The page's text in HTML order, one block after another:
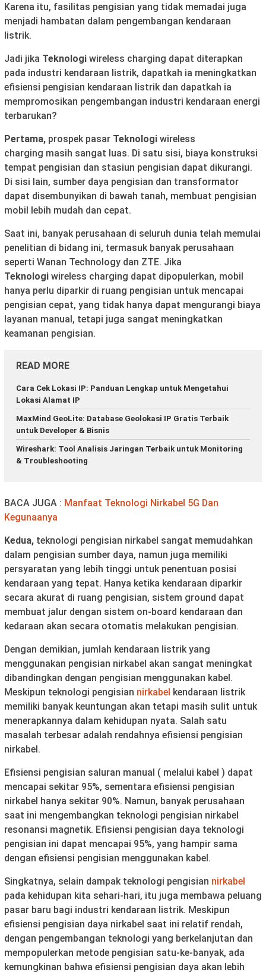
Karena itu, fasilitas pengisian yang tidak memadai juga
menjadi hambatan dalam pengembangan kendaraan
listrik.
Jadi jika Teknologi wireless charging dapat diterapkan
pada industri kendaraan listrik, dapatkah ia meningkatkan
efisiensi pengisian kendaraan listrik dan dapatkah ia
mempromosikan pengembangan industri kendaraan energi
terbarukan?
Pertama, prospek pasar Teknologi wireless
charging masih sangat luas. Di satu sisi, biaya konstruksi
tempat pengisian dan stasiun pengisian dapat dikurangi.
Di sisi lain, sumber daya pengisian dan transformator
dapat disembunyikan di bawah tanah, membuat pengisian
mobil lebih mudah dan cepat.
Saat ini, banyak perusahaan di seluruh dunia telah memulai
penelitian di bidang ini, termasuk banyak perusahaan
seperti Wanan Technology dan ZTE. Jika
Teknologi wireless charging dapat dipopulerkan, mobil
hanya perlu diparkir di ruang pengisian untuk mencapai
pengisian cepat, yang tidak hanya dapat mengurangi biaya
layanan manual, tetapi juga sangat meningkatkan
keamanan pengisian.
READ MORE
Cara Cek Lokasi IP: Panduan Lengkap untuk Mengetahui
Lokasi Alamat IP
MaxMind GeoLite: Database Geolokasi IP Gratis Terbaik
untuk Developer & Bisnis
Wireshark: Tool Analisis Jaringan Terbaik untuk Monitoring
& Troubleshooting
BACA JUGA : Manfaat Teknologi Nirkabel 5G Dan
Kegunaanya
Kedua, teknologi pengisian nirkabel sangat memudahkan
dalam pengisian sumber daya, namun juga memiliki
persyaratan yang lebih tinggi untuk penentuan posisi
kendaraan yang tepat. Hanya ketika kendaraan diparkir
secara akurat di ruang pengisian, sistem ground dapat
membuat jalur dengan sistem on-board kendaraan dan
kedaraan akan secara otomatis melakukan pengisian.
Dengan demikian, jumlah kendaraan listrik yang
menggunakan pengisian nirkabel akan sangat meningkat
dibandingkan dengan pengisian menggunakan kabel.
Meskipun teknologi pengisian nirkabel kendaraan listrik
memiliki banyak keuntungan akan tetapi masih sulit untuk
menerapkannya dalam kehidupan nyata. Salah satu
masalah terbesar adalah rendahnya efisiensi pengisian
nirkabel.
Efisiensi pengisian saluran manual ( melalui kabel ) dapat
mencapai sekitar 95%, sementara efisiensi pengisian
nirkabel hanya sekitar 90%. Namun, banyak perusahaan
saat ini mengembangkan teknologi pengisian nirkabel
resonansi magnetik. Efisiensi pengisian daya teknologi
pengisian ini dapat mencapai 95%, yang hampir sama
dengan efisiensi pengisian menggunakan kabel.
Singkatnya, selain dampak teknologi pengisian nirkabel
pada kehidupan kita sehari-hari, itu juga membawa peluang
pasar baru bagi industri kendaraan listrik. Meskipun
efisiensi pengisian daya nirkabel saat ini relatif rendah,
dengan pengembangan teknologi yang berkelanjutan dan
mempopulerkan metode pengisian satu-ke-banyak, ada
kemungkinan bahwa efisiensi pengisian daya akan lebih